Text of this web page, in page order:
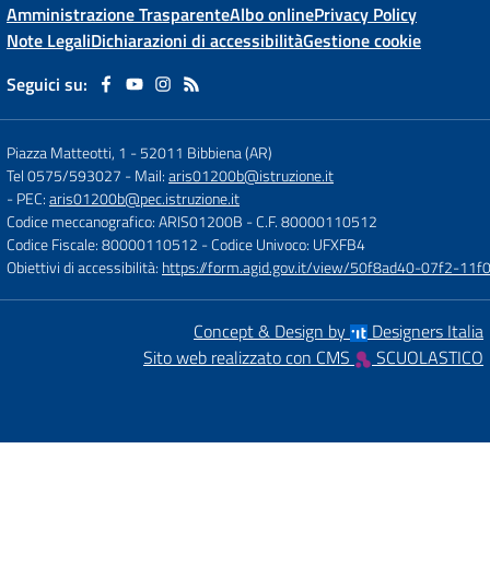
Amministrazione TrasparenteAlbo onlinePrivacy Policy
Note LegaliDichiarazioni di accessibilitàGestione cookie
Seguici su:
Piazza Matteotti, 1 -52011 Bibbiena (AR)
Tel 0575/593027 - Mail:aris01200b@istruzione.it
- PEC:aris01200b@pec.istruzione.it
Codice meccanografico: ARIS01200B - C.F. 80000110512
Codice Fiscale: 80000110512 - Codice Univoco: UFXFB4
Obiettivi di accessibilità: https://form.agid.gov.it/view/50f8ad40-07f2-
Concept & Design by
Designers Italia
Sito web realizzato con CMS
SCUOLASTICO